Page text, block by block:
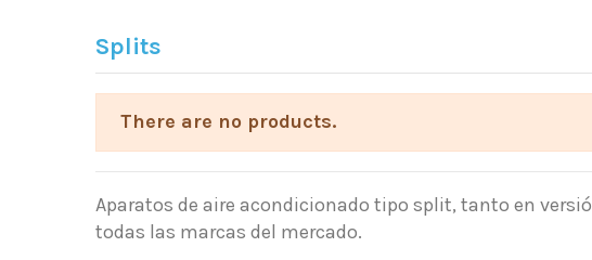
Splits
There are no products.
Aparatos de aire acondicionado tipo split, tanto en
todas las marcas del mercado.